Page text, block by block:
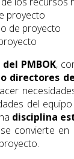
proyecto
de proyecto
PMBOK,
directores
del
disciplina
convierte en